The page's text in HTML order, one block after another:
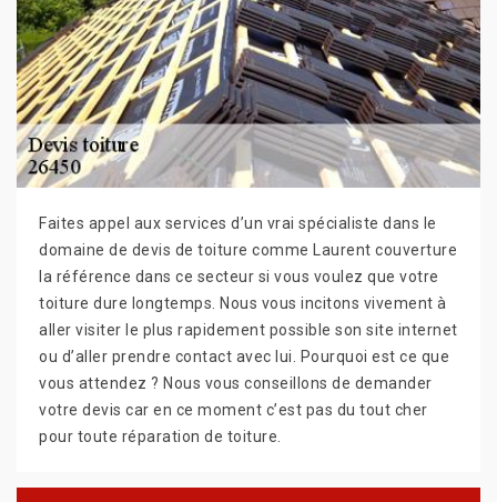
Faites appel aux services d’un vrai spécialiste dans le
domaine de devis de toiture comme Laurent couverture
la référence dans ce secteur si vous voulez que votre
toiture dure longtemps. Nous vous incitons vivement à
aller visiter le plus rapidement possible son site internet
ou d’aller prendre contact avec lui. Pourquoi est ce que
vous attendez ? Nous vous conseillons de demander
votre devis car en ce moment c’est pas du tout cher
pour toute réparation de toiture.